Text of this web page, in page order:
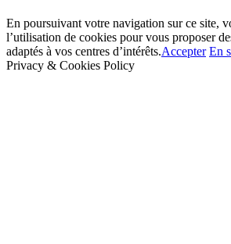
En poursuivant votre navigation sur ce site,
l’utilisation de cookies pour vous proposer
adaptés à vos centres d’intérêts.Accepter En
Privacy & Cookies Policy